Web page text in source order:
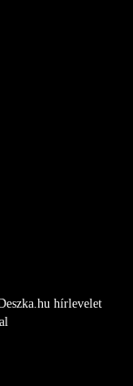
hírlevelet